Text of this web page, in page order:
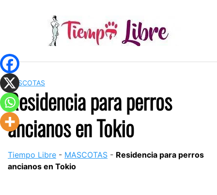
MASCOTAS
Residencia para perros
ancianos en Tokio
Tiempo Libre - MASCOTAS - Residencia para perros
ancianos en Tokio